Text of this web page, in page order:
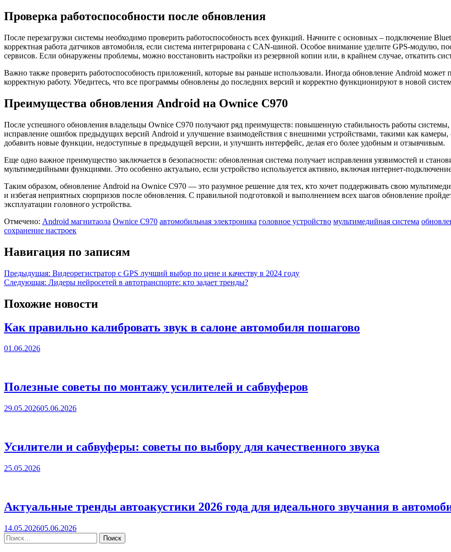
Проверка работоспособности после обновления
После перезагрузки системы необходимо проверить работоспособность всех функций. Начните с основных – подключение
корректная работа датчиков автомобиля, если система интегрирована с CAN-шиной. Особое внимание уделите GPS-модулю,
сервисов. Если обнаружены проблемы, можно восстановить настройки из резервной копии или, в крайнем случае, откатить
Важно также проверить работоспособность приложений, которые вы раньше использовали. Иногда обновление Android может
корректную работу. Убедитесь, что все программы обновлены до последних версий и корректно функционируют в новой
Преимущества обновления Android на Ownice C970
После успешного обновления владельцы Ownice C970 получают ряд преимуществ: повышенную стабильность работы
исправление ошибок предыдущих версий Android и улучшение взаимодействия с внешними устройствами, такими как
добавить новые функции, недоступные в предыдущей версии, и улучшить интерфейс, делая его более удобным и отзывчивым.
Еще одно важное преимущество заключается в безопасности: обновленная система получает исправления уязвимостей и
мультимедийными функциями. Это особенно актуально, если устройство используется активно, включая интернет-
Таким образом, обновление Android на Ownice C970 — это разумное решение для тех, кто хочет поддерживать свою
и избегая неприятных сюрпризов после обновления. С правильной подготовкой и выполнением всех шагов обновление
эксплуатации головного устройства.
Отмечено: Android магнитаола Ownice C970 автомобильная электроника головное устройство мультимедийная система
сохранение настроек
Навигация по записям
Предыдущая: Видеорегистратор с GPS лучший выбор по цене и качеству в 2024 году
Следующая: Лидеры нейросетей в автотранспорте: кто задает тренды?
Похожие новости
Как правильно калибровать звук в салоне автомобиля пошагово
01.06.2026
Полезные советы по монтажу усилителей и сабвуферов
29.05.202605.06.2026
Усилители и сабвуферы: советы по выбору для качественного звука
25.05.2026
Актуальные тренды автоакустики 2026 года для идеального звучания в
14.05.202605.06.2026